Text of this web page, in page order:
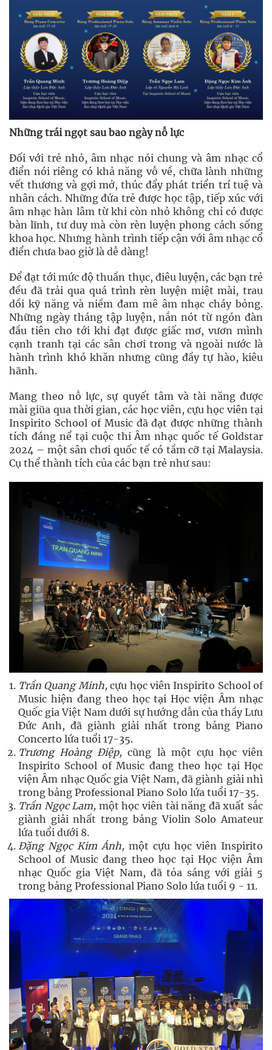
Những trái ngọt sau bao ngày nỗ lực
Đối với trẻ nhỏ, âm nhạc nói chung và âm nhạc cổ
điển nói riêng có khả năng vỗ về, chữa lành những
vết thương và gợi mở, thúc đẩy phát triển trí tuệ và
nhân cách. Những đứa trẻ được học tập, tiếp xúc với
âm nhạc hàn lâm từ khi còn nhỏ không chỉ có được
bàn lĩnh, tư duy mà còn rèn luyện phong cách sống
khoa học. Nhưng hành trình tiếp cận với âm nhạc cổ
điển chưa bao giờ là dễ dàng!
Để đạt tới mức độ thuần thục, điêu luyện, các bạn trẻ
đều đã trải qua quá trình rèn luyện miệt mài, trau
dồi kỹ năng và niềm đam mê âm nhạc cháy bỏng.
Những ngày tháng tập luyện, nắn nót từ ngón đàn
đầu tiên cho tới khi đạt được giấc mơ, vươn mình
cạnh tranh tại các sân chơi trong và ngoài nước là
hành trình khó khăn nhưng cũng đầy tự hào, kiêu
hãnh.
Mang theo nỗ lực, sự quyết tâm và tài năng được
mài giũa qua thời gian, các học viên, cựu học viên tại
Inspirito School of Music đã đạt được những thành
tích đáng nể tại cuộc thi Âm nhạc quốc tế Goldstar
2024 – một sân chơi quốc tế có tầm cỡ tại Malaysia.
Cụ thể thành tích của các bạn trẻ như sau:
Trần Quang Minh,cựu học viên Inspirito School of
Music hiện đang theo học tại Học viện Âm nhạc
Quốc gia Việt Nam dưới sự hướng dẫn của thầy Lưu
Đức Anh, đã giành giải nhất trong bảng Piano
Concerto lứa tuổi 17-35.
Trương Hoàng Điệp, cũng là một cựu học viên
Inspirito School of Music đang theo học tại Học
viện Âm nhạc Quốc gia Việt Nam, đã giành giải nhì
trong bảng Professional Piano Solo lứa tuổi 17-35.
Trần Ngọc Lam, một học viên tài năng đã xuất sắc
giành giải nhất trong bảng Violin Solo Amateur
lứa tuổi dưới 8.
Đặng Ngọc Kim Ánh, một cựu học viên Inspirito
School of Music đang theo học tại Học viện Âm
nhạc Quốc gia Việt Nam, đã tỏa sáng với giải 5
trong bảng Professional Piano Solo lứa tuổi 9 - 11.